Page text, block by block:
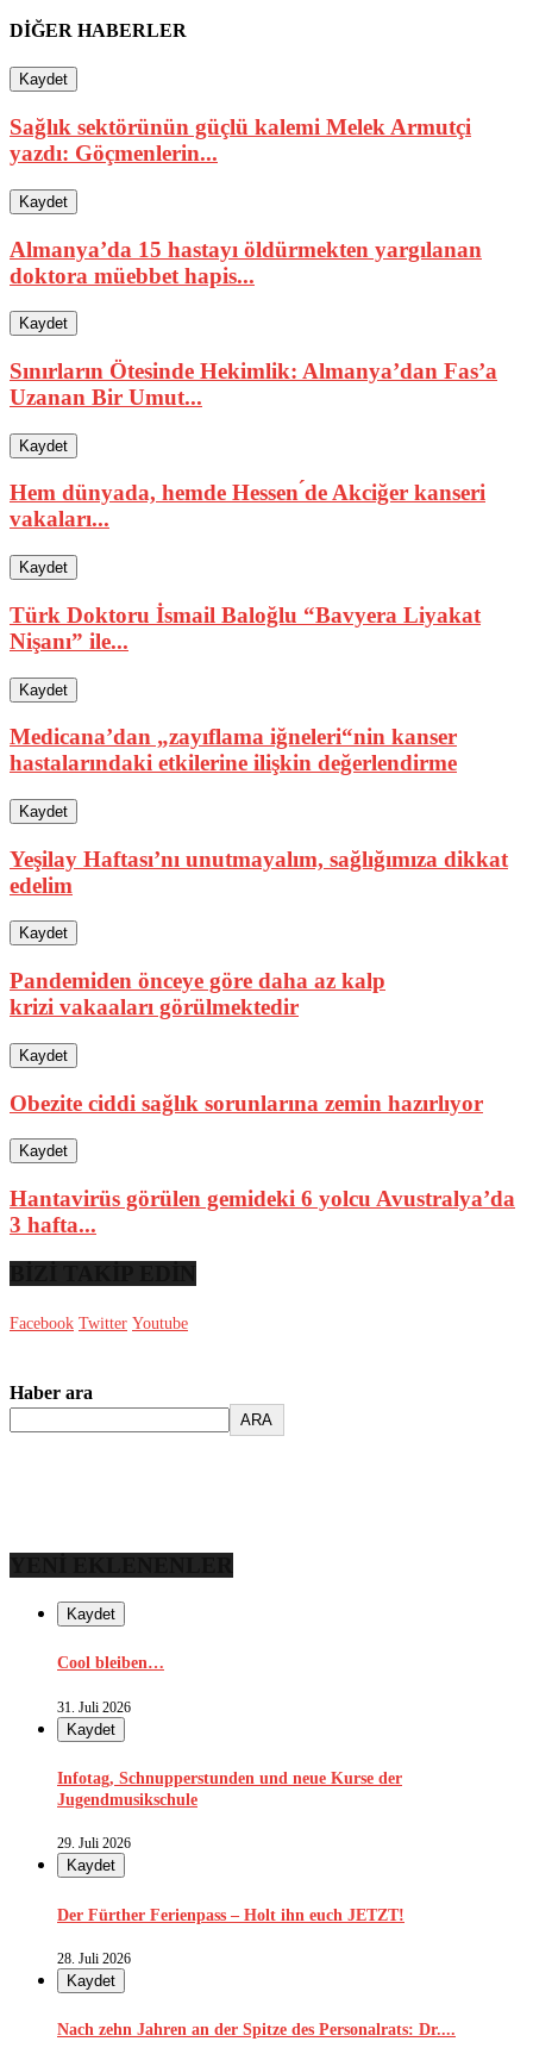
DİĞER HABERLER
Kaydet
Sağlık sektörünün güçlü kalemi Melek Armutçi
yazdı: Göçmenlerin...
Kaydet
Almanya’da 15 hastayı öldürmekten yargılanan
doktora müebbet hapis...
Kaydet
Sınırların Ötesinde Hekimlik: Almanya’dan Fas’a
Uzanan Bir Umut...
Kaydet
Hem dünyada, hemde Hessen ́de Akciğer kanseri
vakaları...
Kaydet
Türk Doktoru İsmail Baloğlu “Bavyera Liyakat
Nişanı” ile...
Kaydet
Medicana’dan „zayıflama iğneleri“nin kanser
hastalarındaki etkilerine ilişkin değerlendirme
Kaydet
Yeşilay Haftası’nı unutmayalım, sağlığımıza dikkat
edelim
Kaydet
Pandemiden önceye göre daha az kalp
krizi vakaaları görülmektedir
Kaydet
Obezite ciddi sağlık sorunlarına zemin hazırlıyor
Kaydet
Hantavirüs görülen gemideki 6 yolcu Avustralya’da
3 hafta...
Facebook Twitter Youtube
Haber ara
ARA
Kaydet
Cool bleiben…
31. Juli 2026
Kaydet
Infotag, Schnupperstunden und neue Kurse der
Jugendmusikschule
29. Juli 2026
Kaydet
Der Fürther Ferienpass – Holt ihn euch JETZT!
28. Juli 2026
Kaydet
Nach zehn Jahren an der Spitze des Personalrats: Dr....